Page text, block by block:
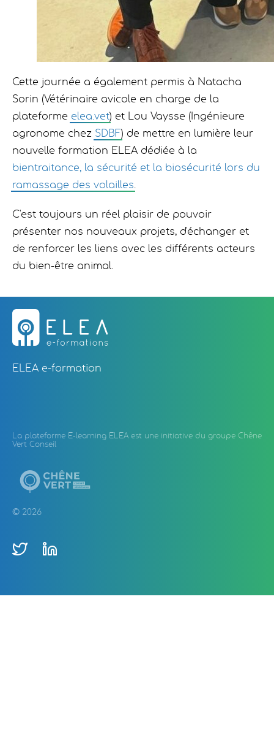
Cette journée a également permis à Natacha
Sorin (Vétérinaire avicole en charge de la
plateforme elea.vet) et Lou Vaysse (Ingénieure
agronome chez SDBF) de mettre en lumière leur
nouvelle formation ELEA dédiée à la
bientraitance, la sécurité et la biosécurité lors du
ramassage des volailles
C'est toujours un réel plaisir de pouvoir
présenter nos nouveaux projets, d'échanger et
de renforcer les liens avec les différents acteurs
du bien-être animal.
ELEA e-formation
La plateforme E-learning ELEA est une initiative du groupe Chêne
Vert Conseil
© 2026